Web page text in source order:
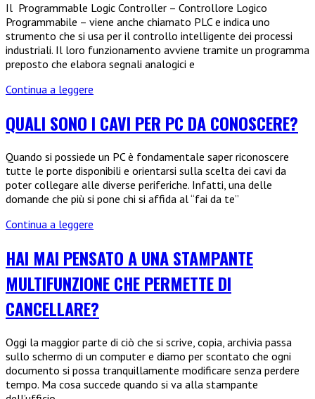
Il Programmable Logic Controller – Controllore Logico
Programmabile – viene anche chiamato PLC e indica uno
strumento che si usa per il controllo intelligente dei processi
industriali. Il loro funzionamento avviene tramite un programma
preposto che elabora segnali analogici e
Continua a leggere
come
funzionano
quando
si
usano?
QUALI SONO I CAVI PER PC DA CONOSCERE?
Quando si possiede un PC è fondamentale saper riconoscere
tutte le porte disponibili e orientarsi sulla scelta dei cavi da
poter collegare alle diverse periferiche. Infatti, una delle
domande che più si pone chi si affida al “fai da te”
Continua a leggere
i
cavi
per
PC
da
conoscere?
HAI MAI PENSATO A UNA STAMPANTE
MULTIFUNZIONE CHE PERMETTE DI
CANCELLARE?
Oggi la maggior parte di ciò che si scrive, copia, archivia passa
sullo schermo di un computer e diamo per scontato che ogni
documento si possa tranquillamente modificare senza perdere
tempo. Ma cosa succede quando si va alla stampante